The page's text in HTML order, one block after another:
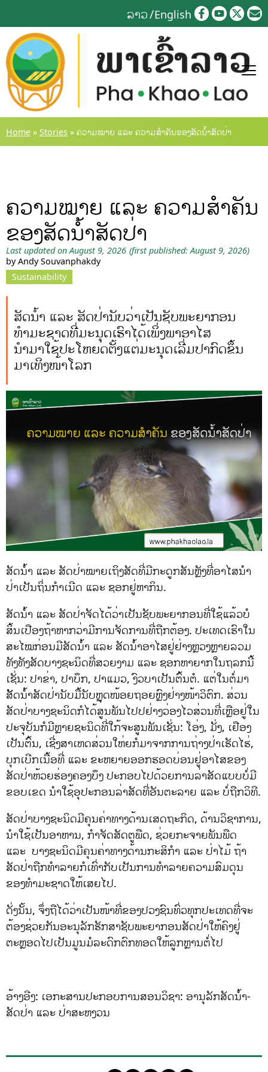
to
content
ລາວ English
Home » Stories » ຄວາມໝາຍ ແລະ ຄວາມສຳຄັນຂອງສັດນໍ້າສັດປ່າ
ຄວາມໝາຍ ແລະ ຄວາມສຳຄັນ
ຂອງສັດນໍ້າສັດປ່າ
Last updated on August 9, 2026 (first published: August 9, 2026)
by Andy Souvanphakdy
Sustainability
ສັດນໍ້າ ແລະ ສັດປ່ານັບວ່າເປັນຊັບພະຍາກອນ
ທຳມະຊາດທີ່ມະນຸດເຮົາໄດ້ເພິ່ງພາອາໄສ
ນຳມາໃຊ້ປະໂຫຍດຕັ້ງແຕ່ມະນຸດເລີ່ມປາກົດຂຶ້ນ
ມາເທິງໜ້າໂລກ
ສັດນໍ້າ ແລະ ສັດປ່າໝາຍເຖິງສັດທີ່ມີກະດູກສັນຫຼັງທີ່ອາໄສນຳ
ປ່າເປັນຖິ່ນກຳເນີດ ແລະ ຊອກຢູ່ຫາກິນ.
ສັດນໍ້າ ແລະ ສັດປ່າຈັດໄດ້ວ່າເປັນຊັບພະຍາກອນທີ່ໃຊ້ແລ້ວບໍ
ສິ້ນເປືອງຖ້າຫາກວ່າມີການຈັດການທີ່ຖືກຕ້ອງ. ປະເທດເຮົາໃນ
ສະໄໝກ່ອນມີສັດນໍ້າ ແລະ ສັດນໍ້າອາໄສຢູ່ຢ່າງຫຼວງຫຼາຍລວມ
ທັງທັງສັດບາງຊະນິດທີ່ສວຍງາມ ແລະ ຊອກຫາຍາກໃນຖລກນີ້
ເຊັ່ນ: ປາຂ່າ, ປາບຶກ, ປາແມວ, ງົວບາເປັນຕົ້ນຕໍ. ແຕ່ໃນຕໍ່ມາ
ສັັດນໍ້າສັດປ່ານັບມື້ນັບຫຼຸດໜ້ອຍຖອຍຫຼົງຢ່າງໜ້າວິຕົກ. ສ່ວນ
ສັດປ່າບາງຊະນິດກໍໄດ້ສູນພັນໄປປຢ່າງວ່ອງໄວສ່ວນທີ່ເຫຼືອຢູ່ໃນ
ປະຈຸບັນກໍມີຫຼາຍຊະນິດທີ່ໃກ້ຈະສູນພັນເຊັ່ນ: ໂອ່ງ, ມັ່ງ, ເຢືອງ
ເປັນຕົ້ນ, ເຊີ່ງສາເຫດສ່ວນໃຫ່ຍກໍມາຈາກການຖ່າງປ່າເຮັດໄຮ່,
ບຸກເບີກເນື້ອທີ່ ແລະ ຂະຫຍາຍອອກຮອດບ່ອນຢູ່ອາໄສຂອງ
ສັດປ່າຫ້ວຍຮ່ອງຄອງບຶງ ປະກອບໄປດ້ວຍການລ່າສັດແບບບໍ່ມີ
ຂອບເຂດ ນຳໃຊ້ອຸປະກອນລ່າສັດທີ່ອັນຕະລາຍ ແລະ ບໍ່ຖືກວິທີ.
ສັດປ່າບາງຊະນິດມີຄຸນຄ່າທາງດ້ານເສດຖະກິດ, ດ້ານວິຊາການ,
ນຳໃຊ້ເປັນອາຫານ, ກຳຈັດສັດຕູພືດ, ຊ່ວຍກະຈາຍພັນພືດ
ແລະ ບາງຊະນິດມີຄຸນຄ່າທາງດ້ານກະສິກຳ ແລະ ປ່າໄມ້ ຖ້າ
ສັດປ່າຖືກທຳລາຍກໍເທົ່າກັບເປັນການທຳລາຍຄວາມສົມດຸນ
ຂອງທຳມະຊາດໃຫ້ເສຍໄປ.
ດັ່ງນັ້ນ, ຈຶ່ງຖືໄດ້ວ່າເປັນໜ້າທີ່ຂອງປວງຊົນທົ່ວທຸກປະເທດທີ່ຈະ
ຕ້ອງຊ່ວຍກັນອະນຸລັກຮັກສາຊັບພະຍາກອນສັດປ່າໃຫ້ຄົງຢູ່
ຕະຫຼອດໄປເປັນມູນມໍລະດົກຕົກທອດໃຫ້ລູກຫຼານຕໍ່ໄປ
ອ້າງອີງ: ເອກະສານປະກອບການສອນວິຊາ: ອານຸລັກສັດນ້ຳ-
ສັດປ່າ ແລະ ປ່າສະຫງວນ